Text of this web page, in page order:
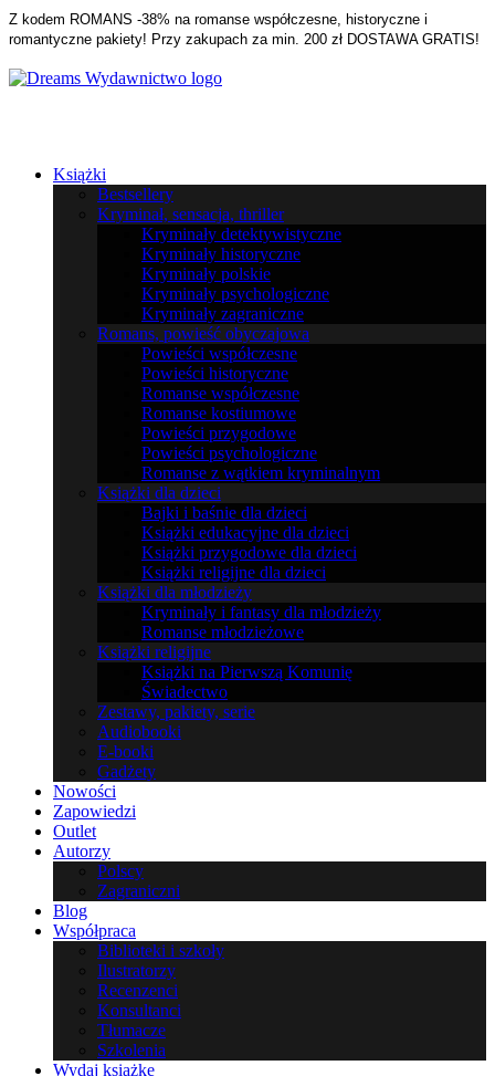
Z kodem ROMANS -38% na romanse współczesne, historyczne i
romantyczne pakiety! Przy zakupach za min. 200 zł DOSTAWA GRATIS!
Książki
Bestsellery
Kryminał, sensacja, thriller
Kryminały detektywistyczne
Kryminały historyczne
Kryminały polskie
Kryminały psychologiczne
Kryminały zagraniczne
Romans, powieść obyczajowa
Powieści współczesne
Powieści historyczne
Romanse współczesne
Romanse kostiumowe
Powieści przygodowe
Powieści psychologiczne
Romanse z wątkiem kryminalnym
Książki dla dzieci
Bajki i baśnie dla dzieci
Książki edukacyjne dla dzieci
Książki przygodowe dla dzieci
Książki religijne dla dzieci
Książki dla młodzieży
Kryminały i fantasy dla młodzieży
Romanse młodzieżowe
Książki religijne
Książki na Pierwszą Komunię
Świadectwo
Zestawy, pakiety, serie
Audiobooki
E-booki
Gadżety
Nowości
Zapowiedzi
Outlet
Autorzy
Polscy
Zagraniczni
Blog
Współpraca
Biblioteki i szkoły
Ilustratorzy
Recenzenci
Konsultanci
Tłumacze
Szkolenia
Wydaj książkę